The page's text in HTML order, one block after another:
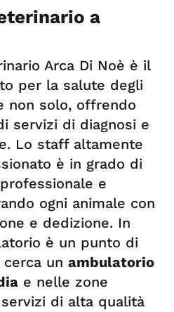
a
Arca Di Noè è il
per la salute degli
non solo, offrendo
servizi di diagnosi e
Lo staff altamente
è in grado di
e
ogni animale con
e dedizione. In
è un punto di
un ambulatorio
e nelle zone
di alta qualità